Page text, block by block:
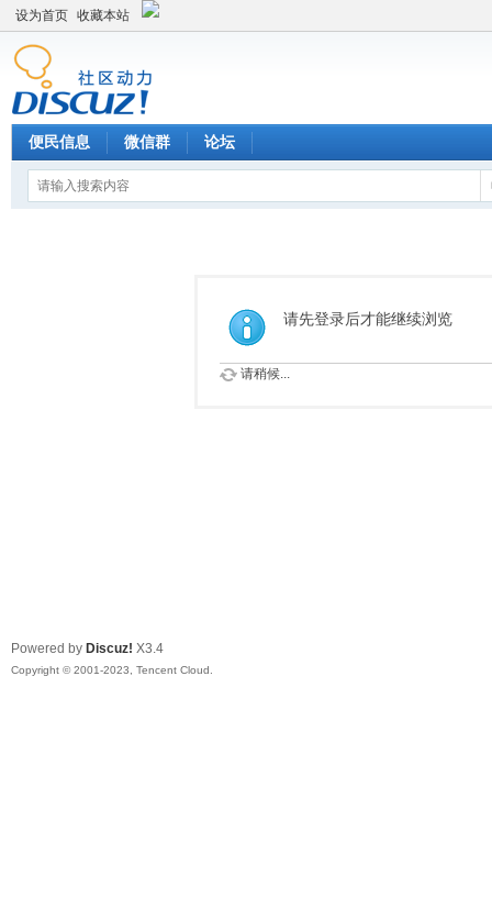
设为首页 收藏本站
便民信息 微信群 论坛
请先登录后才能继续浏览
请稍候...
Powered by Discuz! X3.4
Copyright © 2001-2023, Tencent Cloud.